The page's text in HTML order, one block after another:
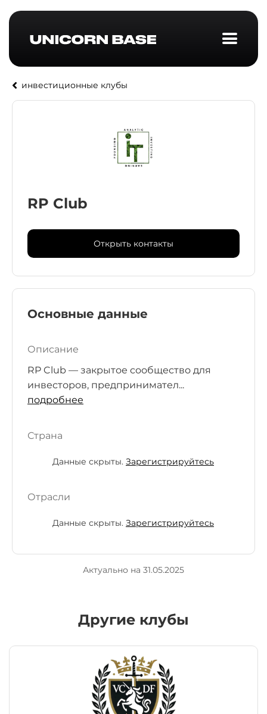
инвестиционные клубы
RP Club
Открыть контакты
Основные данные
Описание
RP Club — закрытое сообщество для
инвесторов, предпринимател...
подробнее
Страна
Данные скрыты. Зарегистрируйтесь
Отрасли
Данные скрыты. Зарегистрируйтесь
Актуально на 31.05.2025
Другие клубы